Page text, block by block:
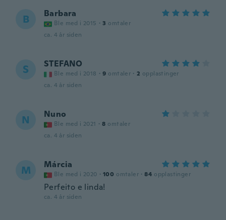
B Barbara
Ble med i 2015 · 3 omtaler
ca. 4 år siden
S STEFANO
Ble med i 2018 · 9 omtaler · 2 opplastinger
ca. 4 år siden
N Nuno
Ble med i 2021 · 8 omtaler
ca. 4 år siden
M Márcia
Ble med i 2020 · 100 omtaler · 84 opplastinger
Perfeito e linda!
ca. 4 år siden